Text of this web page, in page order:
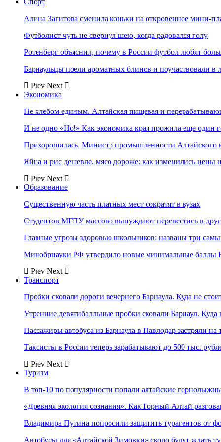
Спорт
Алина Загитова сменила коньки на откровенное мини-
Футболист чуть не свернул шею, когда радовался голу
Ротенберг объяснил, почему в России футбол любят
Барнаульцы поели ароматных блинов и поучаствовали в
Prev Next
Экономика
Не хлебом единым. Алтайская пищевая и
И не одно «Но!» Как экономика края прожила еще один
Прихорошилась. Министр промышленности
Яйца и рис дешевле, мясо дороже: как изменились цены
Prev Next
Образование
Существенную часть платных мест сократят в вузах
Студентов МГПУ массово вынуждают перевестись в
Главные угрозы здоровью школьников: названы три
Минобрнауки РФ утвердило новые минимальные баллы
Prev Next
Транспорт
Пробки сковали дороги вечернего Барнаула. Куда не
Утренние девятибалльные пробки сковали Барнаул. Куда
Пассажиры автобуса из Барнаула в Павлодар застряли на
Таксисты в России теперь зарабатывают до 500 тыс.
Prev Next
Туризм
В топ-10 по популярности попали алтайские
«Древняя экология сознания». Как Горный Алтай
Владимира Путина попросили защитить турагентов от
Автобусы для «Алтайской Зимовки» скоро будут ждать